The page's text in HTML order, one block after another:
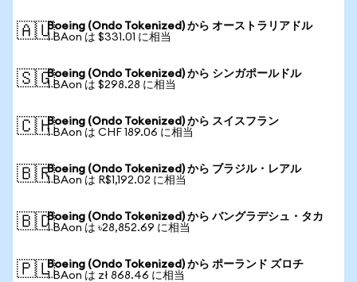
🇦🇺Boeing (Ondo Tokenized) から オーストラリアドル
1 BAon は $331.01 に相当
🇸🇬Boeing (Ondo Tokenized) から シンガポールドル
1 BAon は $298.28 に相当
🇨🇭Boeing (Ondo Tokenized) から スイスフラン
1 BAon は CHF 189.06 に相当
🇧🇷Boeing (Ondo Tokenized) から ブラジル・レアル
1 BAon は R$1,192.02 に相当
🇧🇩Boeing (Ondo Tokenized) から バングラデシュ・タカ
1 BAon は ৳28,852.69 に相当
🇵🇱Boeing (Ondo Tokenized) から ポーランド ズロチ
1 BAon は zł 868.46 に相当